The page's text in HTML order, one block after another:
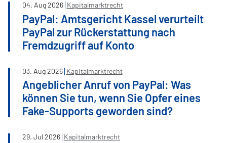
04. Aug2026 Kapitalmarktrecht
PayPal: Amtsgericht Kassel verurteilt
PayPal zur Rückerstattung nach
Fremdzugriff auf Konto
03. Aug2026 Kapitalmarktrecht
Angeblicher Anruf von PayPal: Was
können Sie tun, wenn Sie Opfer eines
Fake-Supports geworden sind?
29. Jul 2026 Kapitalmarktrecht